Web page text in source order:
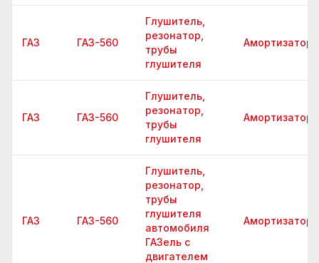
ГАЗ ГАЗ-560
Глушитель,
резонатор,
трубы
глушителя
Амортизатор
ГАЗ ГАЗ-560
Глушитель,
резонатор,
трубы
глушителя
Амортизатор
ГАЗ ГАЗ-560
Глушитель,
резонатор,
трубы
глушителя
автомобиля
ГАЗель с
двигателем
Амортизатор